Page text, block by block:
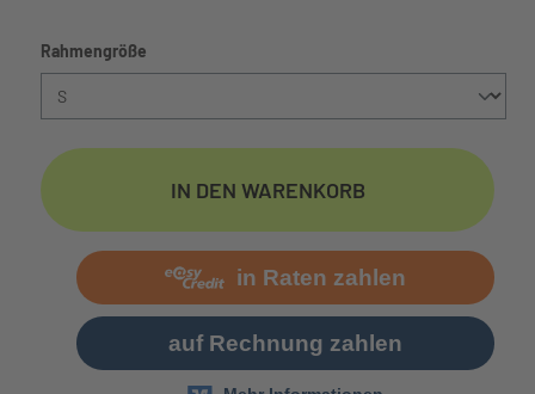
Rahmengröße
IN DEN WARENKORB